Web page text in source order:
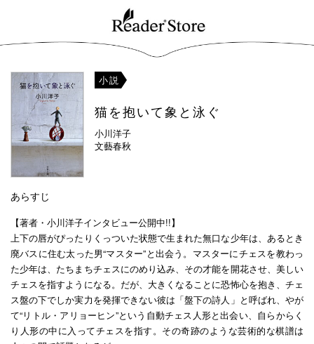
小説
猫を抱いて象と泳ぐ
小川洋子
文藝春秋
あらすじ
【著者・小川洋子インタビュー公開中!!】
上下の唇がぴったりくっついた状態で生まれた無口な少年は、あるとき
廃バスに住む太った男“マスター”と出会う。マスターにチェスを教わっ
た少年は、たちまちチェスにのめり込み、その才能を開花させ、美しい
チェスを指すようになる。だが、大きくなることに恐怖心を抱き、チェ
ス盤の下でしか実力を発揮できない彼は「盤下の詩人」と呼ばれ、やが
て“リトル・アリョーヒン”という自動チェス人形と出会い、自らからく
り人形の中に入ってチェスを指す。その奇跡のような芸術的な棋譜は